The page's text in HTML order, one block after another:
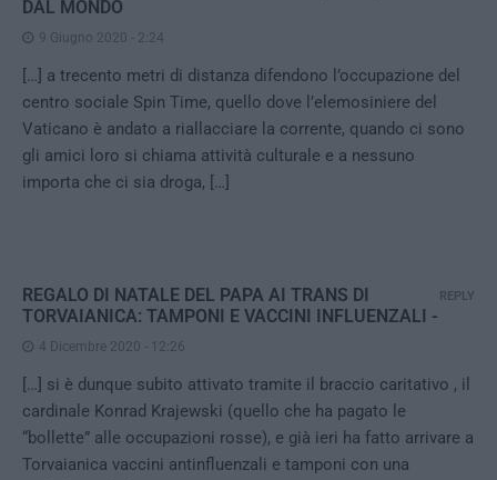
DAL MONDO
9 Giugno 2020 - 2:24
[…] a trecento metri di distanza difendono l’occupazione del
centro sociale Spin Time, quello dove l’elemosiniere del
Vaticano è andato a riallacciare la corrente, quando ci sono
gli amici loro si chiama attività culturale e a nessuno
importa che ci sia droga, […]
REGALO DI NATALE DEL PAPA AI TRANS DI
TORVAIANICA: TAMPONI E VACCINI INFLUENZALI -
4 Dicembre 2020 - 12:26
[…] si è dunque subito attivato tramite il braccio caritativo , il
cardinale Konrad Krajewski (quello che ha pagato le
“bollette” alle occupazioni rosse), e già ieri ha fatto arrivare a
Torvaianica vaccini antinfluenzali e tamponi con una
REPLY